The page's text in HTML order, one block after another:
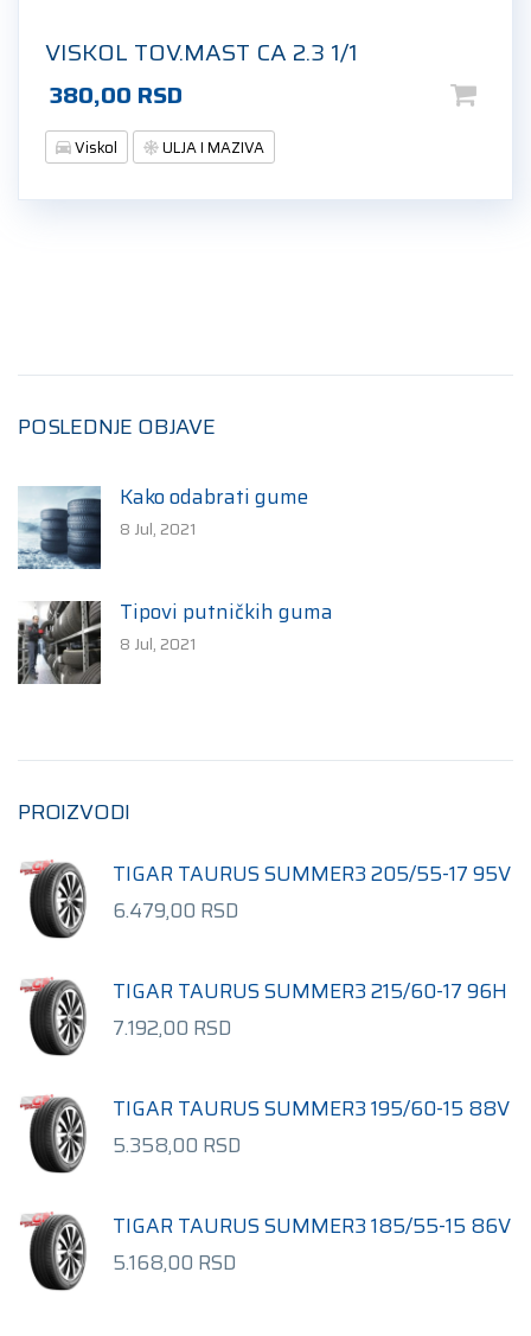
VISKOL TOV.MAST CA 2.3 1/1
380,00 RSD
Viskol ULJA I MAZIVA
POSLEDNJE OBJAVE
Kako odabrati gume
8 Jul, 2021
Tipovi putničkih guma
8 Jul, 2021
PROIZVODI
TIGAR TAURUS SUMMER3 205/55-17 95V
6.479,00 RSD
TIGAR TAURUS SUMMER3 215/60-17 96H
7.192,00 RSD
TIGAR TAURUS SUMMER3 195/60-15 88V
5.358,00 RSD
TIGAR TAURUS SUMMER3 185/55-15 86V
5.168,00 RSD